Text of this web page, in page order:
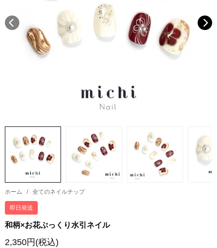
ホーム / 全てのネイルチップ
即日発送
和柄×お花ぷっくり水引ネイル
2,350円(税込)